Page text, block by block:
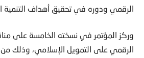
الرقمي ودوره في تحقيق أهداف التنمية
وركز المؤتمر في نسخته الخامسة على
الرقمي على التمويل الإسلامي، وذلك من